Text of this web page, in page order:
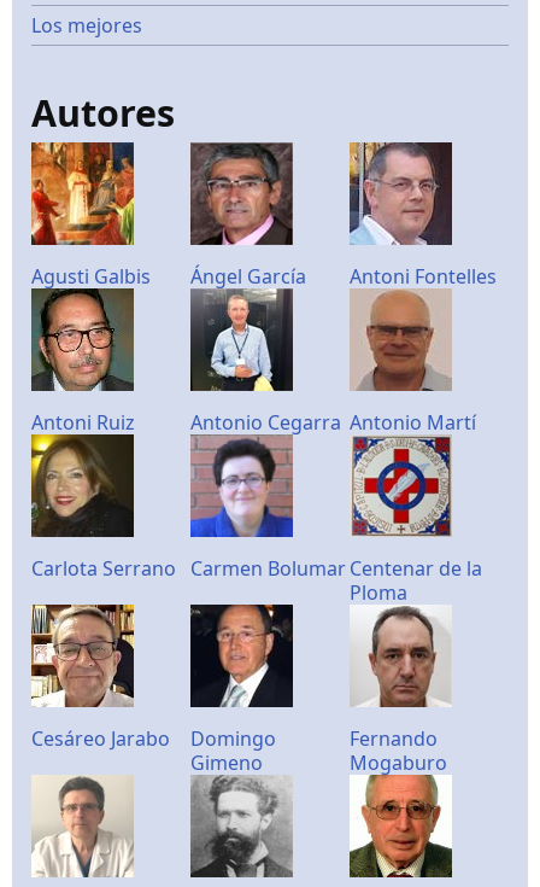
Los mejores
Autores
Agusti Galbis Ángel García Antoni Fontelles
Antoni Ruiz Antonio Cegarra Antonio Martí
Carlota Serrano Carmen BolumarCentenar de la
Ploma
Cesáreo Jarabo
Domingo
Gimeno
Fernando
Mogaburo